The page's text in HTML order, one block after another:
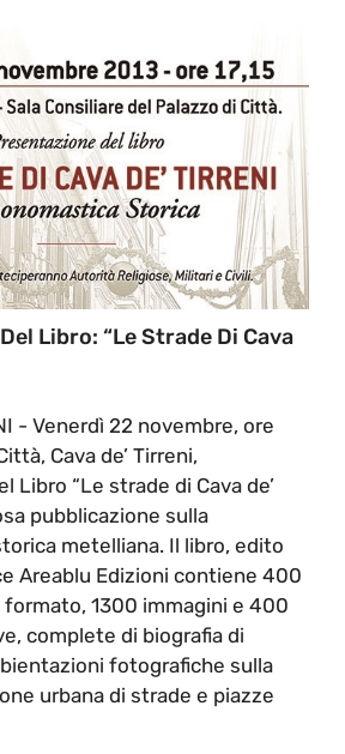
Libro: “Le Strade Di Cava
- Venerdì 22 novembre, ore
Cava de’ Tirreni,
Libro “Le strade di Cava de’
pubblicazione sulla
metelliana. Il libro, edito
Areablu Edizioni contiene 400
formato, 1300 immagini e 400
complete di biografia di
fotografiche sulla
urbana di strade e piazze